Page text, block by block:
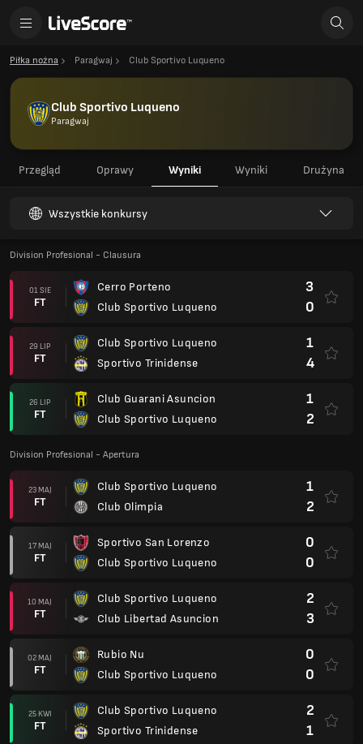
Piłka nożna Paragwaj Club Sportivo Luqueno
Club Sportivo Luqueno
Paragwaj
Przegląd Oprawy Wyniki Wyniki Drużyna
Wszystkie konkursy
Division Profesional - Clausura
01 SIE
FT
Cerro Porteno
Club Sportivo Luqueno
3
0
29 LIP
FT
Club Sportivo Luqueno
Sportivo Trinidense
1
4
26 LIP
FT
Club Guarani Asuncion
Club Sportivo Luqueno
1
2
Division Profesional - Apertura
23 MAJ
FT
Club Sportivo Luqueno
Club Olimpia
1
2
17 MAJ
FT
Sportivo San Lorenzo
Club Sportivo Luqueno
0
0
10 MAJ
FT
Club Sportivo Luqueno
Club Libertad Asuncion
2
3
02 MAJ
FT
Rubio Nu
Club Sportivo Luqueno
0
0
25 KWI
FT
Club Sportivo Luqueno
Sportivo Trinidense
2
1